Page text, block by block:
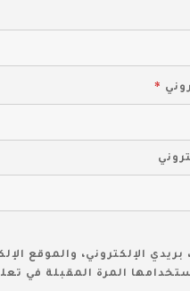
*
الإلكتروني، والموقع
المرة المقبلة في